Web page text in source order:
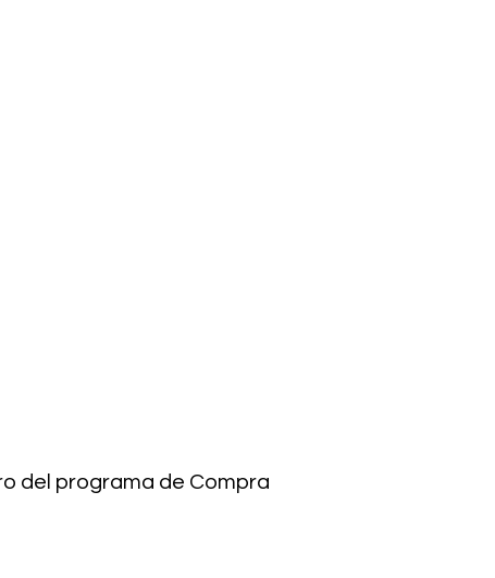
del programa de Compra